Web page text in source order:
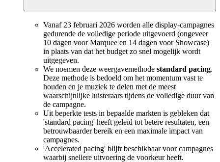
Vanaf 23 februari 2026 worden alle display-campagnes
gedurende de volledige periode uitgevoerd (ongeveer
10 dagen voor Marquee en 14 dagen voor Showcase)
in plaats van dat het budget zo snel mogelijk wordt
uitgegeven.
We noemen deze weergavemethode standard pacing.
Deze methode is bedoeld om het momentum vast te
houden en je muziek te delen met de meest
waarschijnlijke luisteraars tijdens de volledige duur van
de campagne.
Uit beperkte tests in bepaalde markten is gebleken dat
'standard pacing' heeft geleid tot betere resultaten, een
betrouwbaarder bereik en een maximale impact van
campagnes.
'Accelerated pacing' blijft beschikbaar voor campagnes
waarbij snellere uitvoering de voorkeur heeft.